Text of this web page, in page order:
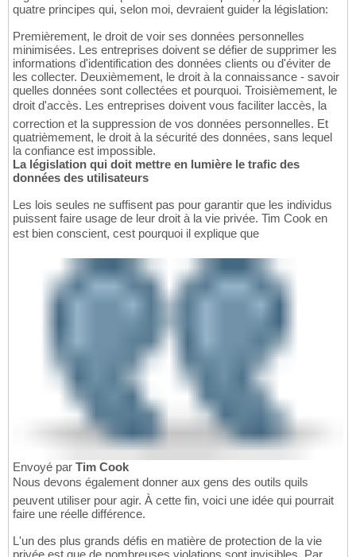
quatre principes qui, selon moi, devraient guider la législation:
Premièrement, le droit de voir ses données personnelles
minimisées. Les entreprises doivent se défier de supprimer les
informations d'identification des données clients ou d'éviter de
les collecter. Deuxièmement, le droit à la connaissance - savoir
quelles données sont collectées et pourquoi. Troisièmement, le
droit d'accès. Les entreprises doivent vous faciliter laccès, la
correction et la suppression de vos données personnelles. Et
quatrièmement, le droit à la sécurité des données, sans lequel
la confiance est impossible.
La législation qui doit mettre en lumière le trafic des
données des utilisateurs
Les lois seules ne suffisent pas pour garantir que les individus
puissent faire usage de leur droit à la vie privée. Tim Cook en
est bien conscient, cest pourquoi il explique que
Envoyé par Tim Cook
Nous devons également donner aux gens des outils quils
peuvent utiliser pour agir. À cette fin, voici une idée qui pourrait
faire une réelle différence.
L'un des plus grands défis en matière de protection de la vie
privée est que de nombreuses violations sont invisibles. Par